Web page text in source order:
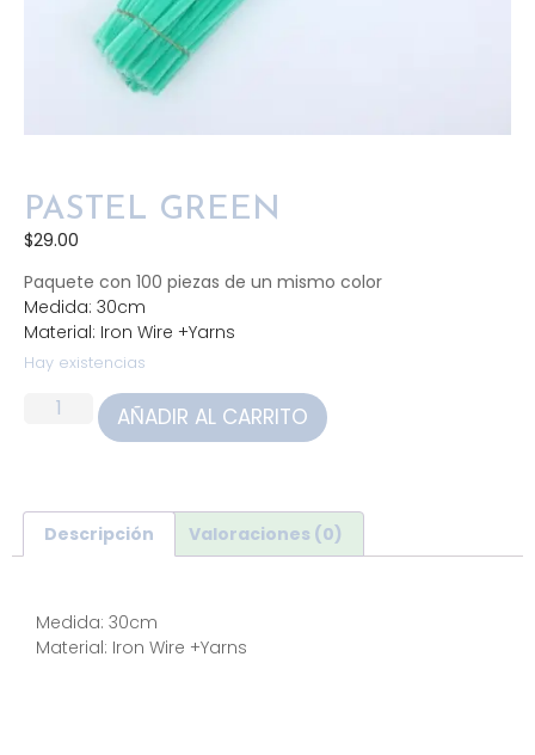
PASTEL GREEN
$29.00
Paquete con 100 piezas de un mismo color
Medida: 30cm
Material: Iron Wire +Yarns
Hay existencias
AÑADIR AL CARRITO
Descripción Valoraciones (0)
Medida: 30cm
Material: Iron Wire +Yarns